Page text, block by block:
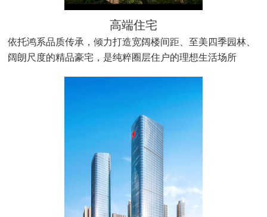
高端住宅
依托鸿系品质传承，倾力打造宽阔楼间距、至美四季园林、
阔朗尺度的精品豪宅，是纯粹圈层住户的理想生活场所